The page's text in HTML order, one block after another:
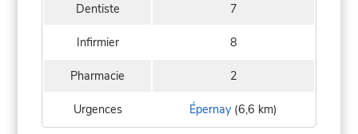
Dentiste 7
Infirmier 8
Pharmacie 2
Urgences Épernay (6,6 km)